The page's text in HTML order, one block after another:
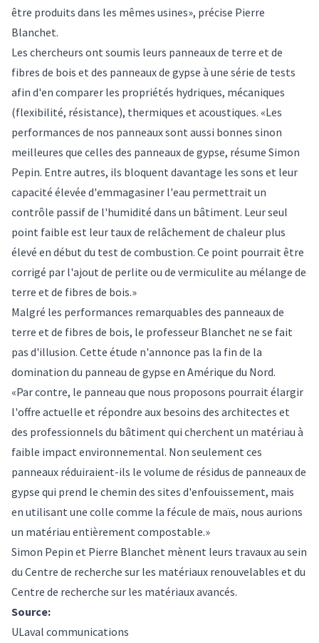
être produits dans les mêmes usines», précise Pierre
Blanchet.
Les chercheurs ont soumis leurs panneaux de terre et de
fibres de bois et des panneaux de gypse à une série de tests
afin d'en comparer les propriétés hydriques, mécaniques
(flexibilité, résistance), thermiques et acoustiques. «Les
performances de nos panneaux sont aussi bonnes sinon
meilleures que celles des panneaux de gypse, résume Simon
Pepin. Entre autres, ils bloquent davantage les sons et leur
capacité élevée d'emmagasiner l'eau permettrait un
contrôle passif de l'humidité dans un bâtiment. Leur seul
point faible est leur taux de relâchement de chaleur plus
élevé en début du test de combustion. Ce point pourrait être
corrigé par l'ajout de perlite ou de vermiculite au mélange de
terre et de fibres de bois.»
Malgré les performances remarquables des panneaux de
terre et de fibres de bois, le professeur Blanchet ne se fait
pas d'illusion. Cette étude n'annonce pas la fin de la
domination du panneau de gypse en Amérique du Nord.
«Par contre, le panneau que nous proposons pourrait élargir
l'offre actuelle et répondre aux besoins des architectes et
des professionnels du bâtiment qui cherchent un matériau à
faible impact environnemental. Non seulement ces
panneaux réduiraient-ils le volume de résidus de panneaux de
gypse qui prend le chemin des sites d'enfouissement, mais
en utilisant une colle comme la fécule de maïs, nous aurions
un matériau entièrement compostable.»
Simon Pepin et Pierre Blanchet mènent leurs travaux au sein
du Centre de recherche sur les matériaux renouvelables et du
Centre de recherche sur les matériaux avancés.
Source:
ULaval communications